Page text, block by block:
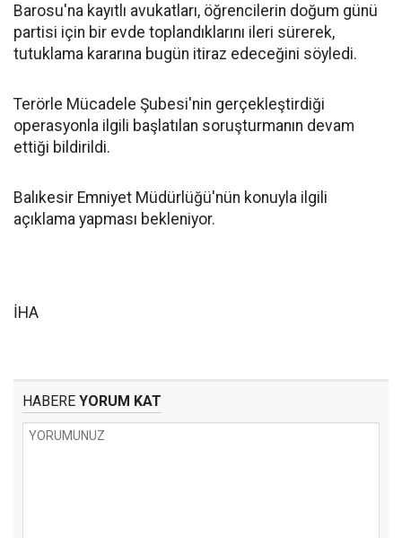
Barosu'na kayıtlı avukatları, öğrencilerin doğum günü
partisi için bir evde toplandıklarını ileri sürerek,
tutuklama kararına bugün itiraz edeceğini söyledi.
Terörle Mücadele Şubesi'nin gerçekleştirdiği
operasyonla ilgili başlatılan soruşturmanın devam
ettiği bildirildi.
Balıkesir Emniyet Müdürlüğü'nün konuyla ilgili
açıklama yapması bekleniyor.
İHA
HABERE YORUM KAT